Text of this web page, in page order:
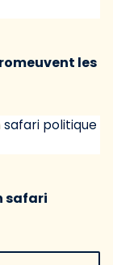
les
safari